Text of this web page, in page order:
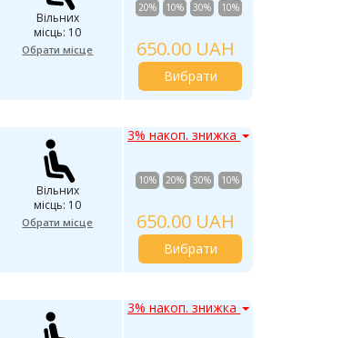
Вільних
місць: 10
Обрати місце
20% 10% 30% 10%
650.00 UAH
Вибрати
Вільних
місць: 10
Обрати місце
3% накоп. знижка
10% 20% 30% 10%
650.00 UAH
Вибрати
3% накоп. знижка